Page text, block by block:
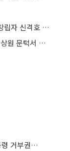
“거기 가 봤나”…현장ㆍ도전 강조한 롯데 창립자 신격호 평전 출간
美 클래리티 법안 연내 통과 가능성 13%…상원 문턱서 제동
與, 형소법 대국민 보고 vs 野, 靑 앞서 대통령 거부권 촉구